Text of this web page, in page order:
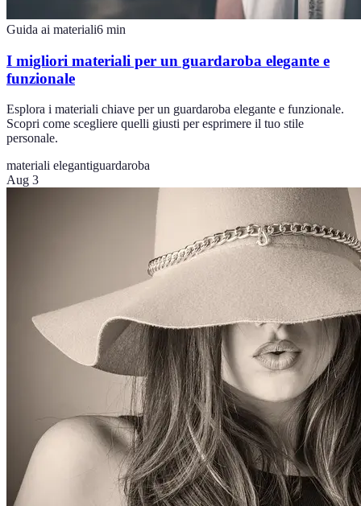
Guida ai materiali6 min
I migliori materiali per un guardaroba elegante e
funzionale
Esplora i materiali chiave per un guardaroba elegante e funzionale.
Scopri come scegliere quelli giusti per esprimere il tuo stile
personale.
materiali elegantiguardaroba
Aug 3